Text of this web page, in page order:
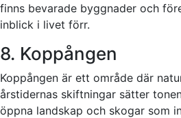
finns bevarade byggnader och
inblick i livet förr.
8. Koppången
Koppången är ett område där
årstidernas skiftningar sätter
öppna landskap och skogar som